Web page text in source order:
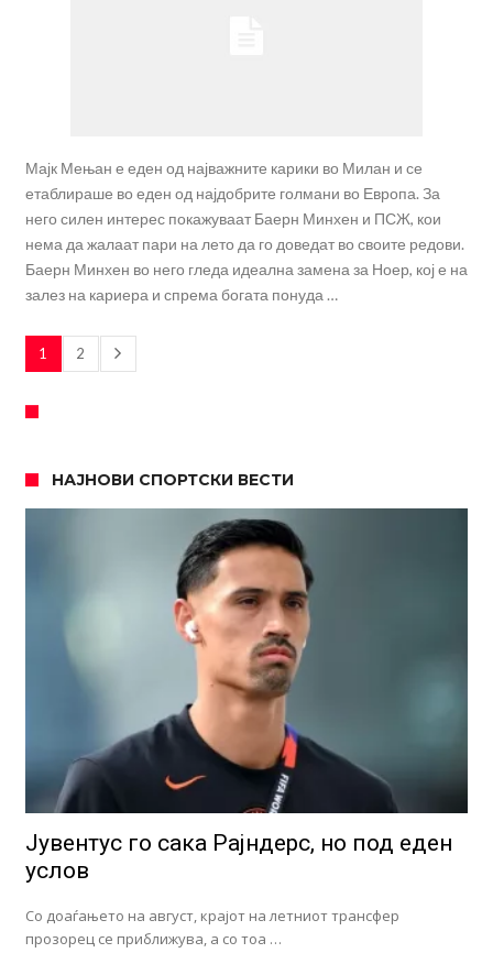
Мајк Мењан е еден од најважните карики во Милан и се
етаблираше во еден од најдобрите голмани во Европа. За
него силен интерес покажуваат Баерн Минхен и ПСЖ, кои
нема да жалаат пари на лето да го доведат во своите редови.
Баерн Минхен во него гледа идеална замена за Ноер, кој е на
залез на кариера и спрема богата понуда …
1 2
НАЈНОВИ СПОРТСКИ ВЕСТИ
Јувентус го сака Рајндерс, но под еден
услов
Со доаѓањето на август, крајот на летниот трансфер
прозорец се приближува, а со тоа …